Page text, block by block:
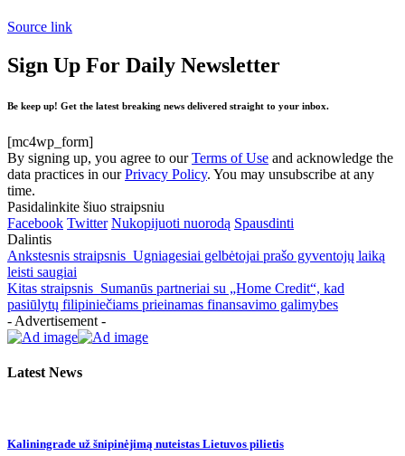
Source link
Sign Up For Daily Newsletter
Be keep up! Get the latest breaking news delivered straight to your inbox.
[mc4wp_form]
By signing up, you agree to ourTerms of Use and acknowledge the
data practices in ourPrivacy Policy. You may unsubscribe at any
time.
Pasidalinkite šiuo straipsniu
Facebook Twitter Nukopijuoti nuorodą Spausdinti
Dalintis
Ankstesnis straipsnis Ugniagesiai gelbėtojai prašo gyventojų laiką
leisti saugiai
Kitas straipsnis Sumanūs partneriai su „Home Credit“, kad
pasiūlytų filipiniečiams prieinamas finansavimo galimybes
- Advertisement -
Latest News
Kaliningrade už šnipinėjimą nuteistas Lietuvos pilietis